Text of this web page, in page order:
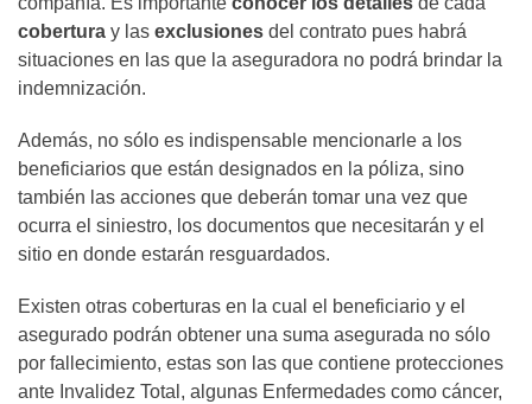
cobertura y las exclusiones del contrato pues habrá
situaciones en las que la aseguradora no podrá brindar la
indemnización.
Además, no sólo es indispensable mencionarle a los
beneficiarios que están designados en la póliza, sino
también las acciones que deberán tomar una vez que
ocurra el siniestro, los documentos que necesitarán y el
sitio en donde estarán resguardados.
Existen otras coberturas en la cual el beneficiario y el
asegurado podrán obtener una suma asegurada no sólo
por fallecimiento, estas son las que contiene protecciones
ante Invalidez Total, algunas Enfermedades como cáncer,